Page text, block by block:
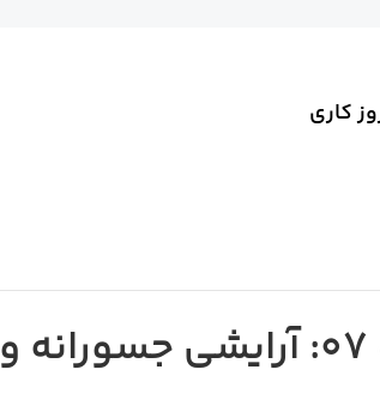
ریمل حجم‌دهنده گلدن رز مدل فلش لش Pulm Purple شماره 07: آرایشی جسورانه و